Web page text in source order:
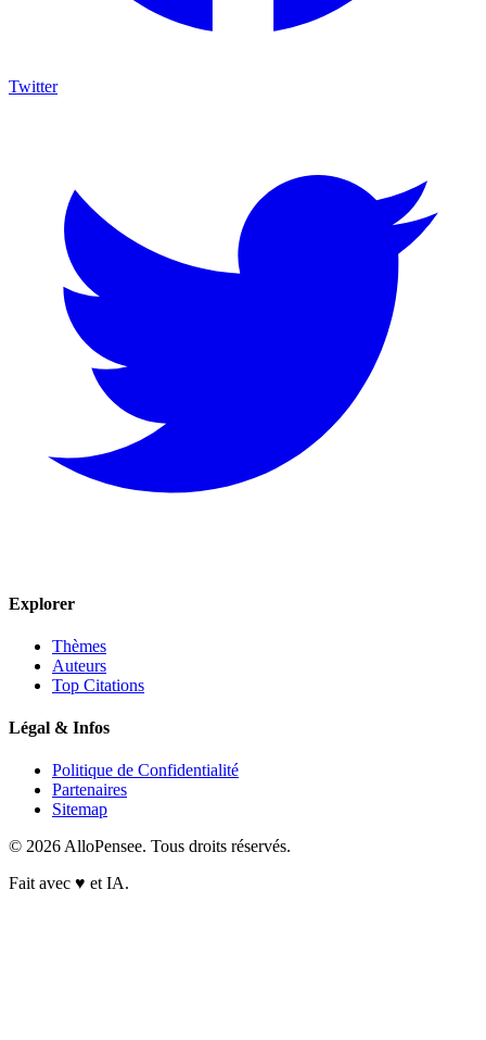
Twitter
Explorer
Thèmes
Auteurs
Top Citations
Légal & Infos
Politique de Confidentialité
Partenaires
Sitemap
© 2026 AlloPensee. Tous droits réservés.
Fait avec ♥ et IA.